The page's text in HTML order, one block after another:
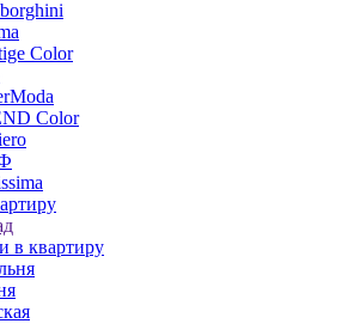
Color
Color
в квартиру